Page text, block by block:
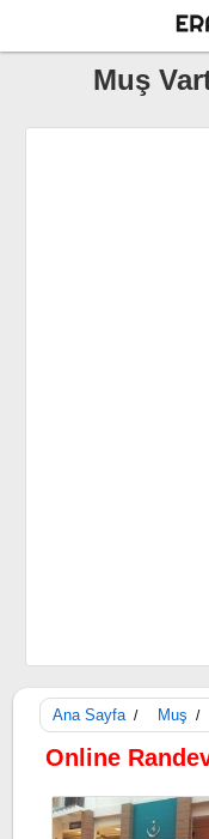
Muş
Ana Sayfa / Muş /
Online